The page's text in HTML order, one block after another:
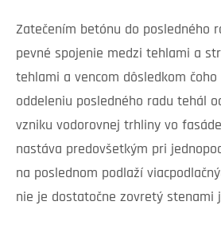
Zatečením betónu do posledného
pevné spojenie medzi tehlami a
tehlami a vencom dôsledkom
oddeleniu posledného radu tehál
vzniku vodorovnej trhliny vo
nastáva predovšetkým pri
na poslednom podlaží
nie je dostatočne zovretý stenami